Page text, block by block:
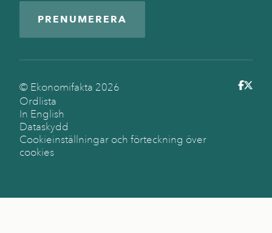
PRENUMERERA
© Ekonomifakta 2026
Ordlista
In English
Dataskydd
Cookieinställningar och förteckning över
cookies